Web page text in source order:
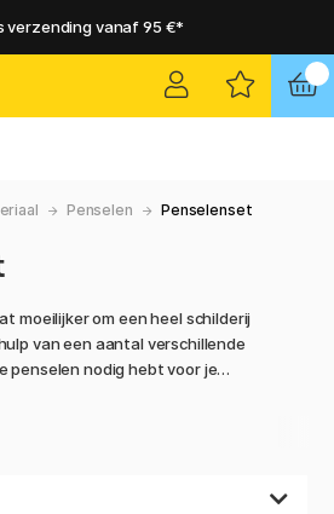
verzending vanaf 95 €*
verzending vanaf 95 €*
Penselen Penselenset
moeilijker om een heel schilderij
van een aantal verschillende
penselen nodig hebt voor je
je iets kunt vinden dat bij je past.